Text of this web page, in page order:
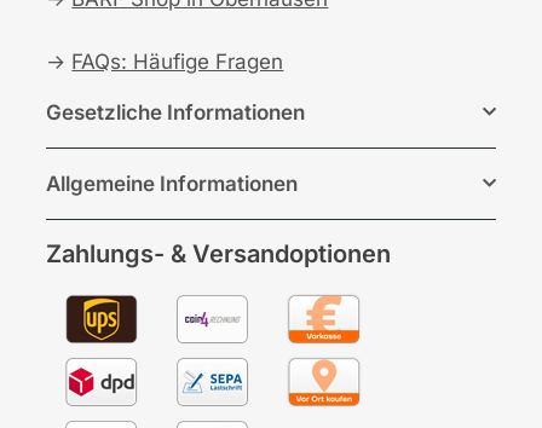
→ FAQs: Häufige Fragen
Gesetzliche Informationen
Allgemeine Informationen
Zahlungs- & Versandoptionen